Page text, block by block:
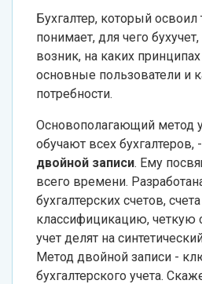
Бухгалтер, который освоил
понимает, для чего
возник, на каких
основные пользователи и
потребности.
Основополагающий метод
обучают всех бухгалтеров,
двойной записи. Ему
всего времени.
бухгалтерских счетов,
классифицикацию, четкую
учет делят на
Метод двойной записи -
бухгалтерского учета.